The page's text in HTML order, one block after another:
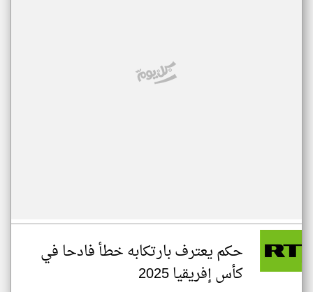
حكم يعترف بارتكابه خطأ فادحا في
كأس إفريقيا 2025